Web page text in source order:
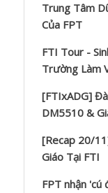
Trung Tâm
Của FPT
FTI Tour -
Trường Làm
[FTIxADG]
DM5510 &
[Recap 20/
Giáo Tại FTI
FPT nhận